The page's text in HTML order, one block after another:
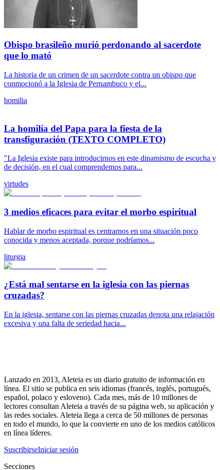
Obispo brasileño murió perdonando al sacerdote
que lo mató
La historia de un crimen de un sacerdote contra un obispo que
conmocionó a la Iglesia de Pernambuco y el...
homilia
La homilía del Papa para la fiesta de la
transfiguración (TEXTO COMPLETO)
"La Iglesia existe para introducirnos en este dinamismo de escucha y
de decisión, en el cual comprendemos para...
virtudes
3 medios eficaces para evitar el morbo espiritual
Hablar de morbo espiritual es centrarnos en una situación poco
conocida y menos aceptada, porque podríamos...
liturgia
¿Está mal sentarse en la iglesia con las piernas
cruzadas?
En la iglesia, sentarse con las piernas cruzadas denota una relajación
excesiva y una falta de seriedad hacia...
Lanzado en 2013, Aleteia es un diario gratuito de información en
línea. El sitio se publica en seis idiomas (francés, inglés, portugués,
español, polaco y esloveno). Cada mes, más de 10 millones de
lectores consultan Aleteia a través de su página web, su aplicación y
las redes sociales. Aleteia llega a cerca de 50 millones de personas
en todo el mundo, lo que la convierte en uno de los medios católicos
en línea líderes.
SuscribirseIniciar sesión
Secciones